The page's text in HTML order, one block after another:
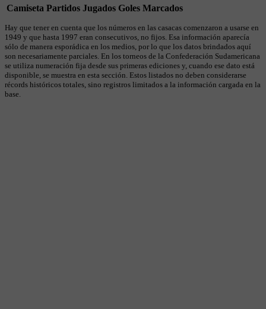
Camiseta Partidos Jugados Goles Marcados
Hay que tener en cuenta que los números en las casacas comenzaron a usarse en
1949 y que hasta 1997 eran consecutivos, no fijos. Esa información aparecía
sólo de manera esporádica en los medios, por lo que los datos brindados aquí
son necesariamente parciales. En los torneos de la Confederación Sudamericana
se utiliza numeración fija desde sus primeras ediciones y, cuando ese dato está
disponible, se muestra en esta sección. Estos listados no deben considerarse
récords históricos totales, sino registros limitados a la información cargada en la
base.